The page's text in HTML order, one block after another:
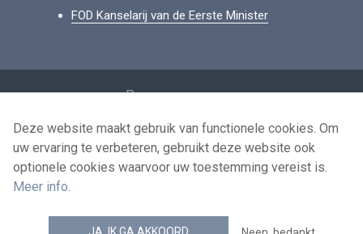
FOD Kanselarij van de Eerste Minister
Persoonsgegevens
Voorwaarden voor het hergebruik
Contacteer ons
news.belgium RSS feed
Deze website maakt gebruik van functionele cookies. Om
uw ervaring te verbeteren, gebruikt deze website ook
optionele cookies waarvoor uw toestemming vereist is.
Meer info.